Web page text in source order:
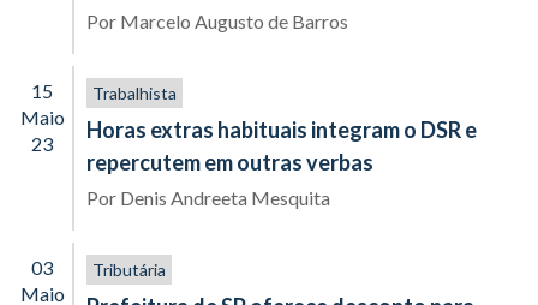
Por Marcelo Augusto de Barros
15
Maio
23
Trabalhista
Horas extras habituais integram o DSR e
repercutem em outras verbas
Por Denis Andreeta Mesquita
03
Maio
Tributária